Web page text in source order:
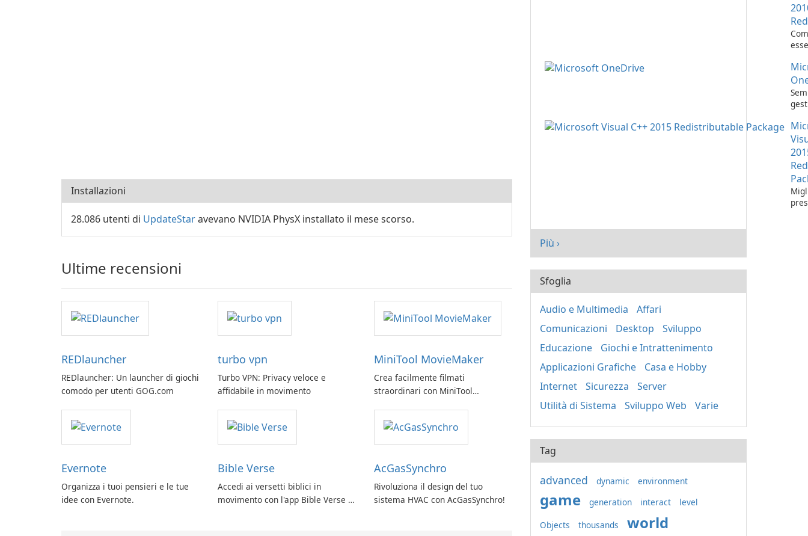
Installazioni
28.086 utenti di UpdateStaravevano NVIDIA PhysX installato il mese scorso.
Ultime recensioni
REDlauncher
REDlauncher: Un launcher di giochi
comodo per utenti GOG.com
turbo vpn
Turbo VPN: Privacy veloce e
affidabile in movimento
MiniTool MovieMaker
Crea facilmente filmati
straordinari con MiniTool
Evernote
Organizza i tuoi pensieri e le tue
idee con Evernote.
Bible Verse
Accedi ai versetti biblici in
movimento con l'app Bible Verse di
AcGasSynchro
Rivoluziona il design del tuo
sistema HVAC con AcGasSynchro!
Più ›
Sfoglia
Audio e Multimedia
Affari
Comunicazioni
Desktop
Sviluppo
Educazione
Giochi e Intrattenimento
Applicazioni Grafiche
Casa e Hobby
Internet
Sicurezza
Server
Utilità di Sistema
Sviluppo Web Varie
Tag
advanced dynamic environment
game generation interact
level
Objects
thousands world